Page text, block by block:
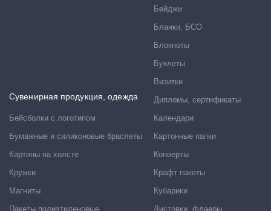
Сувенирная продукция, одежда
Бейсболки с логотипом
Бумажные и силиконовые браслеты
Картины на холсте
Кружки
Магниты
Пакеты полиэтиленовые
Бейджи
Бланки, БСО
Блокноты
Буклеты
Визитки
Дипломы, сертификаты
Календари
Картонные папки
Конверты
Крафт пакеты
Кубарики
Листовки, флаеры